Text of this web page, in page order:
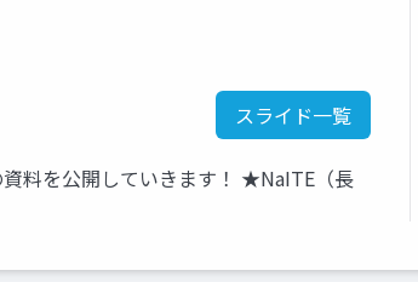
スライド一覧
料を公開していきます！ ★NaITE（長